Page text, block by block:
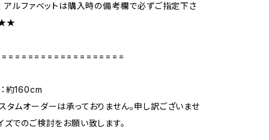
ファベットは購入時の備考欄で必ずご指定下さ
約160cm
タムオーダーは承っておりません。申し訳ございませ
ズでのご検討をお願い致します。